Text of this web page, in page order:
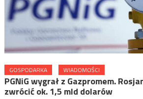
GOSPODARKA WIADOMOŚCI
PGNiG wygrał z Gazpromem.
zwrócić ok. 1,5 mld dolarów